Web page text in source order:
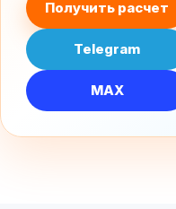
Получить расчет
Telegram
MAX